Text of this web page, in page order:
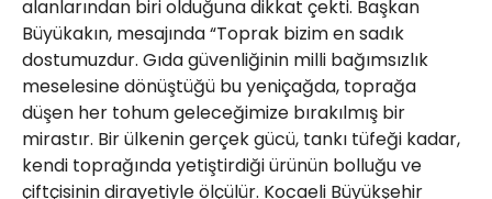
alanlarından biri olduğuna dikkat çekti. Başkan
Büyükakın, mesajında “Toprak bizim en sadık
dostumuzdur. Gıda güvenliğinin milli bağımsızlık
meselesine dönüştüğü bu yeniçağda, toprağa
düşen her tohum geleceğimize bırakılmış bir
mirastır. Bir ülkenin gerçek gücü, tankı tüfeği kadar,
kendi toprağında yetiştirdiği ürünün bolluğu ve
çiftçisinin dirayetiyle ölçülür. Kocaeli Büyükşehir